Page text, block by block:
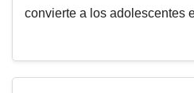
convierte a los adolescentes